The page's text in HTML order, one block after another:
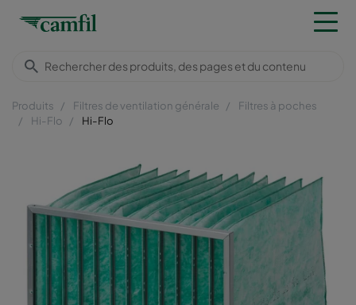
Produits Filtres de ventilation générale
Filtres à poches
Hi-Flo
Hi-Flo